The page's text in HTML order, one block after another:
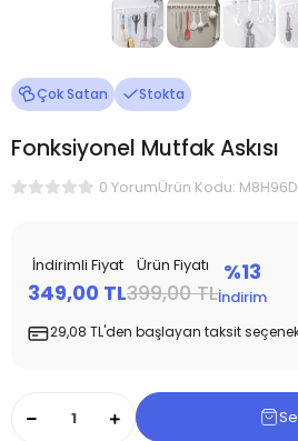
Çok Satan Stokta
Fonksiyonel Mutfak Askısı
0 YorumÜrün Kodu:
İndirimli Fiyat
349,00 TL
Ürün Fiyatı
399,00 TL
%13
İndirim
29,08 TL'den başlayan taksit